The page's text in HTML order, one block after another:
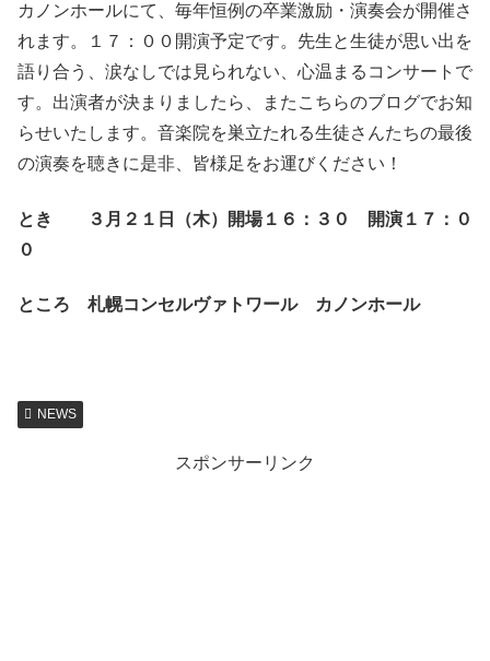
カノンホールにて、毎年恒例の卒業激励・演奏会が開催さ
れます。１７：００開演予定です。先生と生徒が思い出を
語り合う、涙なしでは見られない、心温まるコンサートで
す。出演者が決まりましたら、またこちらのブログでお知
らせいたします。音楽院を巣立たれる生徒さんたちの最後
の演奏を聴きに是非、皆様足をお運びください！
とき ３月２１日（木）開場１６：３０ 開演１７：０
０
ところ 札幌コンセルヴァトワール カノンホール
NEWS
スポンサーリンク